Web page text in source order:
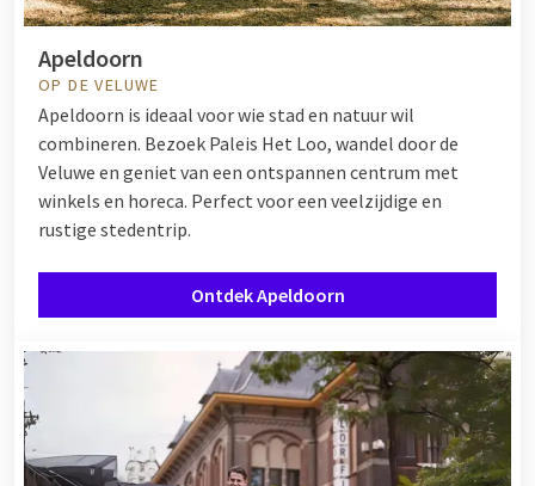
Apeldoorn
OP DE VELUWE
Apeldoorn is ideaal voor wie stad en natuur wil
combineren. Bezoek Paleis Het Loo, wandel door de
Veluwe en geniet van een ontspannen centrum met
winkels en horeca. Perfect voor een veelzijdige en
rustige stedentrip.
Ontdek Apeldoorn